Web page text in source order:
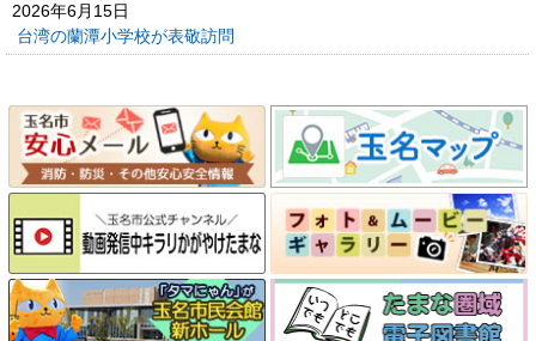
2026年6月15日
台湾の蘭潭小学校が表敬訪問